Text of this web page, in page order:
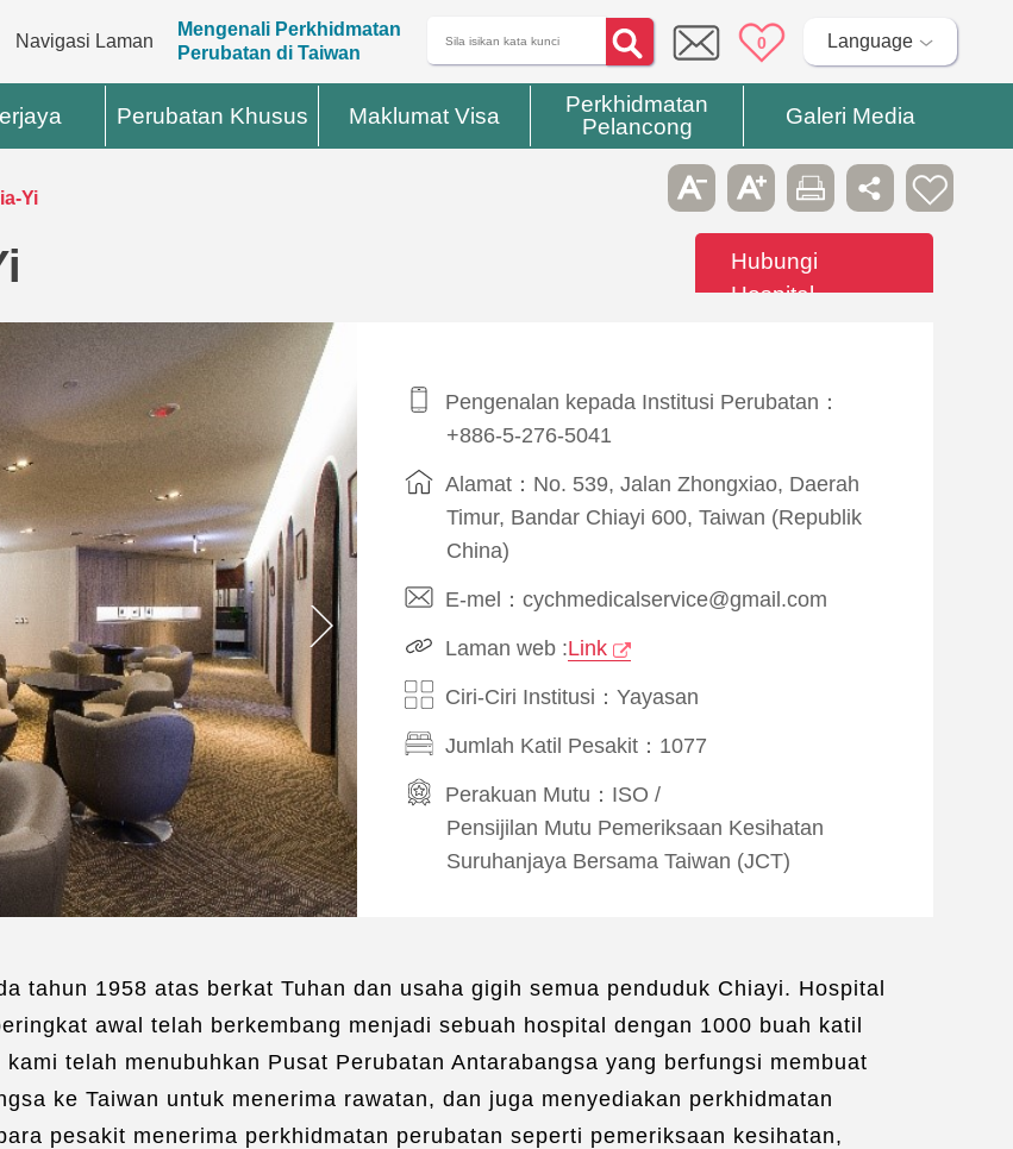
Navigasi Laman
Mengenali Perkhidmatan
Perubatan di Taiwan
0 Language
Perubatan Khusus Maklumat Visa
Perkhidmatan
Pelancong
Galeri Media
Yi
Hubungi
Hospital
Pengenalan kepada Institusi Perubatan：
+886-5-276-5041
Alamat：No. 539, Jalan Zhongxiao, Daerah
Timur, Bandar Chiayi 600, Taiwan (Republik
China)
E-mel：cychmedicalservice@gmail.com
Laman web :Link
Ciri-Ciri Institusi：Yayasan
Jumlah Katil Pesakit：1077
Perakuan Mutu： ISO /
Pensijilan Mutu Pemeriksaan Kesihatan
Suruhanjaya Bersama Taiwan (JCT)
Bahasa Myanmar
Bahasa Thailand
Bahasa Korea
Perkhidmatan Kehidupan：
Ejen Permohonan Visa
tahun 1958 atas berkat Tuhan dan usaha gigih semua penduduk Chiayi. Hospital
awal telah berkembang menjadi sebuah hospital dengan 1000 buah katil
telah menubuhkan Pusat Perubatan Antarabangsa yang berfungsi membuat
ke Taiwan untuk menerima rawatan, dan juga menyediakan perkhidmatan
pesakit menerima perkhidmatan perubatan seperti pemeriksaan kesihatan,